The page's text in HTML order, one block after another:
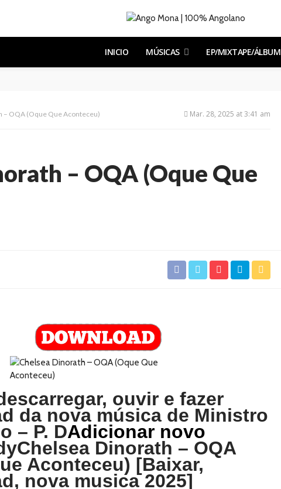
INICIO MÚSICAS EP/MIXTAPE/ÁLBUM
– OQA (Oque Que Aconteceu) Mar. 28, 2025 at 3:41 am
– OQA (Oque Que
ouvir e fazer
da nova música de Ministro
– P. DAdicionar novo
Dinorath – OQA
Aconteceu) [Baixar,
nova musica 2025]